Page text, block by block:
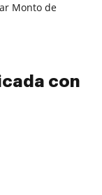
Monto de
con